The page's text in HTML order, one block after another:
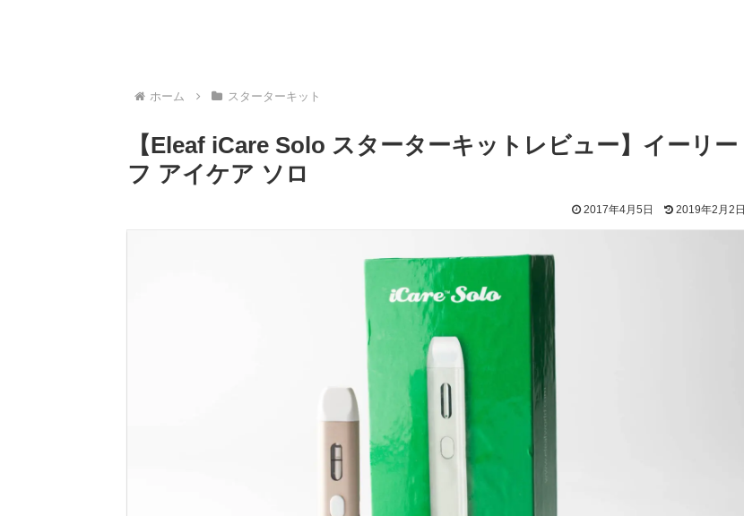
ホーム スターターキット
【Eleaf iCare Solo スターターキットレビュー】イーリー
フ アイケア ソロ
2017年4月5日 2019年2月2日